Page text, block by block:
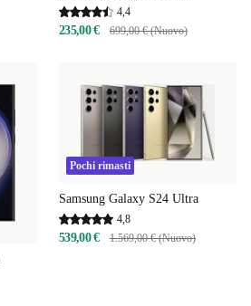
4,4
235,00 € 699,00 € (Nuovo)
Pochi rimasti
Samsung Galaxy S24 Ultra
4,8
539,00 € 1.569,00 € (Nuovo)